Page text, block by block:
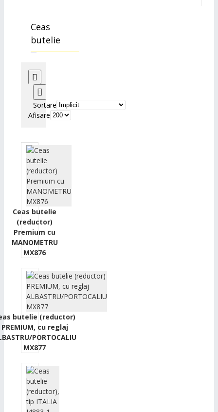
Ceas
butelie
Sortare
Afisare
Ceas butelie
(reductor)
Premium cu
MANOMETRU
MX876
butelie (reductor)
PREMIUM, cu reglaj
PORTOCALIU
MX877